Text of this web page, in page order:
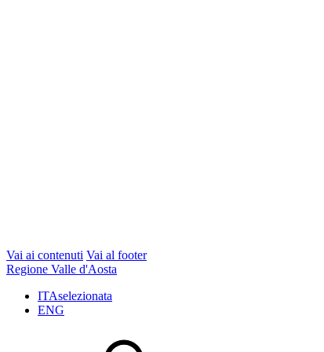
Vai ai contenuti Vai al footer
Regione Valle d'Aosta
ITAselezionata
ENG